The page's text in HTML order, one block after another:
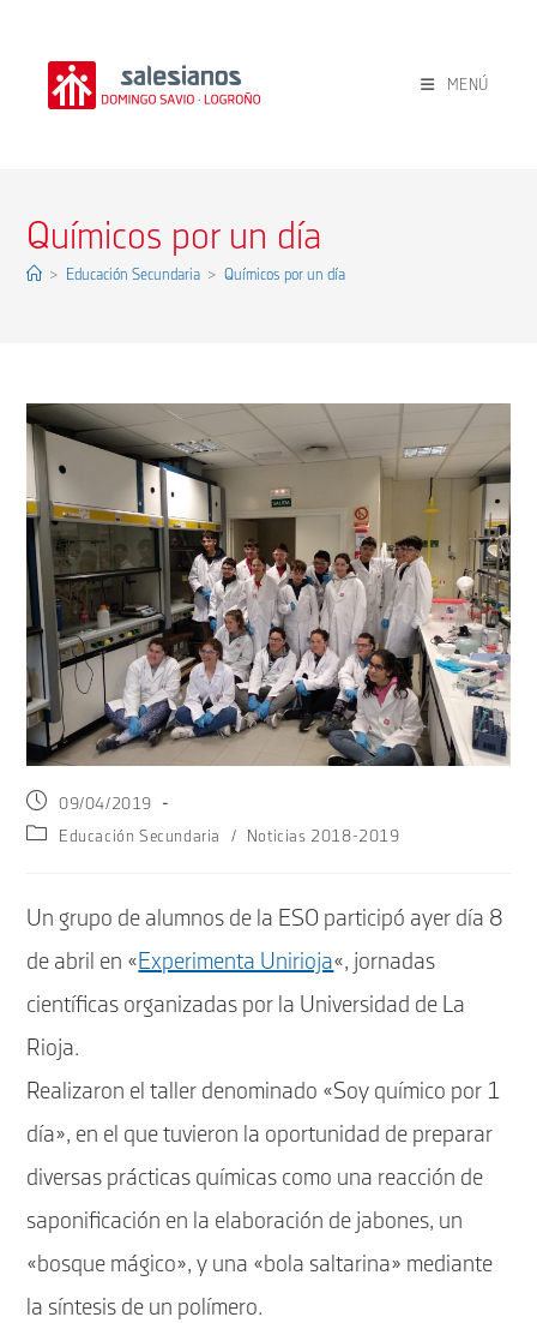
contenido
MENÚ
Químicos por un día
> Educación Secundaria > Químicos por un día
Publicación
de
la
09/04/2019
CategoríaEducación Secundaria / Noticias 2018-2019
Un grupo de alumnos de la ESO participó ayer día 8
de abril en «Experimenta Unirioja«, jornadas
científicas organizadas por la Universidad de La
Rioja.
Realizaron el taller denominado «Soy químico por 1
día», en el que tuvieron la oportunidad de preparar
diversas prácticas químicas como una reacción de
saponificación en la elaboración de jabones, un
«bosque mágico», y una «bola saltarina» mediante
la síntesis de un polímero.